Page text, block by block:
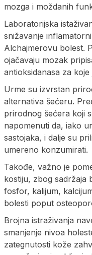
mozga i moždanih
Laboratorijska
snižavanje
Alchajmerovu bolest.
ojačavaju mozak
antioksidanasa za
Urme su izvrstan
alternativa šećeru.
prirodnog šećera koji
napomenuti da, iako
sastojaka, i dalje su
umereno konzumirati.
Takođe, važno je
kostiju, zbog sadržaja
fosfor, kalijum,
bolesti poput
Brojna istraživanja
smanjenje nivoa
zategnutosti kože